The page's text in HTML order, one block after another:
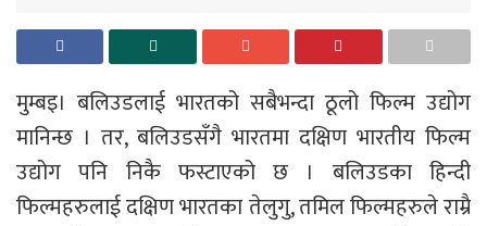
मुम्बइ। बलिउडलाई भारतको सबैभन्दा ठूलो फिल्म उद्योग
मानिन्छ । तर, बलिउडसँगै भारतमा दक्षिण भारतीय फिल्म
उद्योग पनि निकै फस्टाएको छ । बलिउडका हिन्दी
फिल्महरुलाई दक्षिण भारतका तेलुगु, तमिल फिल्महरुले राम्रै